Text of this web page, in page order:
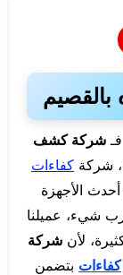
شركة كشف
شركة كفاءات
الأجهزة
شيء، عميلنا
لأنشركة
كفاءات بتضمن